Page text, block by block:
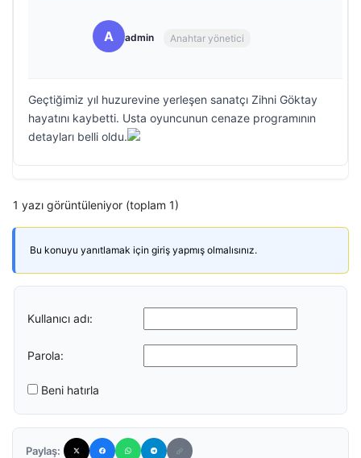
A admin Anahtar yönetici
Geçtiğimiz yıl huzurevine yerleşen sanatçı Zihni Göktay
hayatını kaybetti. Usta oyuncunun cenaze programının
detayları belli oldu.
1 yazı görüntüleniyor (toplam 1)
Bu konuyu yanıtlamak için giriş yapmış olmalısınız.
Kullanıcı adı:
Parola:
Beni hatırla
Paylaş: